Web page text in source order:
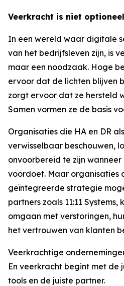
Veerkracht is niet optioneel
In een wereld waar digitale
van het bedrijfsleven zijn, is
maar een noodzaak. Hoge
ervoor dat de lichten blijven
zorgt ervoor dat ze hersteld
Samen vormen ze de basis
Organisaties die HA en DR
verwisselbaar beschouwen,
onvoorbereid te zijn wanneer
voordoet. Maar organisaties
geïntegreerde strategie
partners zoals 11:11
omgaan met verstoringen,
het vertrouwen van klanten
Veerkrachtige
En veerkracht begint met de
tools en de juiste partner.